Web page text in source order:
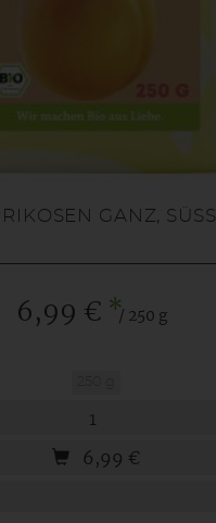
GANZ, SÜSS
6,99 € */ 250 g
6,99 €